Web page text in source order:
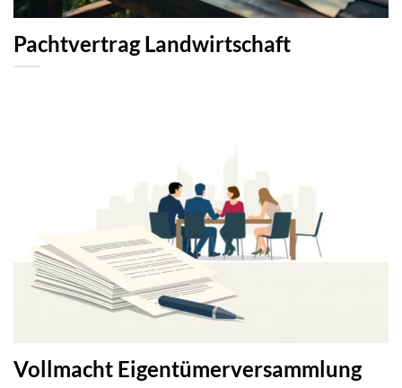
Pachtvertrag Landwirtschaft
Vollmacht Eigentümerversammlung